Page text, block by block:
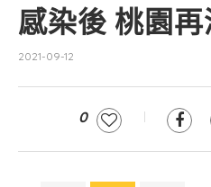
感染後 桃園
2021-09-12
0